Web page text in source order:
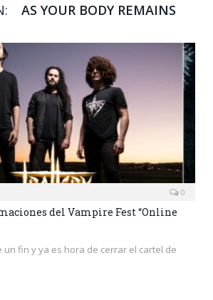
AS YOUR BODY REMAINS
0
del Vampire Fest “Online
un fin y ya es hora de cerrar el cartel de